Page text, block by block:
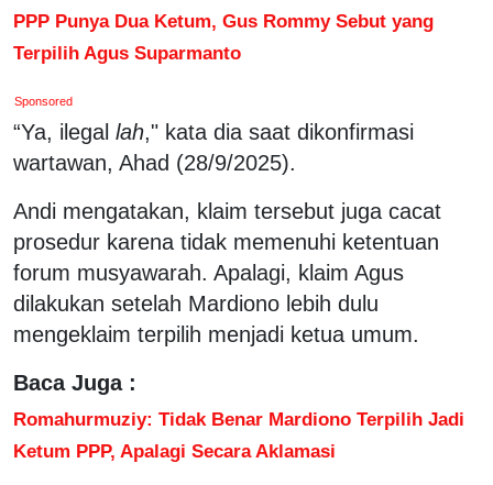
PPP Punya Dua Ketum, Gus Rommy Sebut yang
Terpilih Agus Suparmanto
Sponsored
“Ya, ilegal lah," kata dia saat dikonfirmasi
wartawan, Ahad (28/9/2025).
Andi mengatakan, klaim tersebut juga cacat
prosedur karena tidak memenuhi ketentuan
forum musyawarah. Apalagi, klaim Agus
dilakukan setelah Mardiono lebih dulu
mengeklaim terpilih menjadi ketua umum.
Baca Juga :
Romahurmuziy: Tidak Benar Mardiono Terpilih Jadi
Ketum PPP, Apalagi Secara Aklamasi